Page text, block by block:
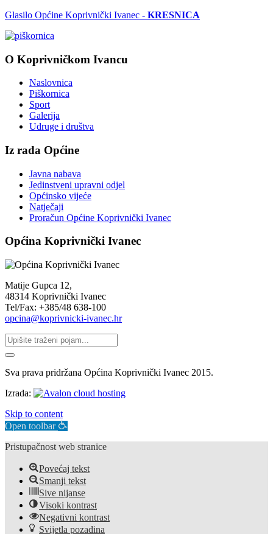
Glasilo Općine Koprivnički Ivanec - KRESNICA
O Koprivničkom Ivancu
Naslovnica
Piškornica
Sport
Galerija
Udruge i društva
Iz rada Općine
Javna nabava
Jedinstveni upravni odjel
Općinsko vijeće
Natječaji
Proračun Općine Koprivnički Ivanec
Općina Koprivnički Ivanec
Matije Gupca 12,
48314 Koprivnički Ivanec
Tel/Fax: +385/48 638-100
opcina@koprivnicki-ivanec.hr
Sva prava pridržana Općina Koprivnički Ivanec 2015.
Izrada:
Skip to content
Open toolbar
Pristupačnost web stranice
Povećaj tekst
Smanji tekst
Sive nijanse
Visoki kontrast
Negativni kontrast
Svijetla pozadina